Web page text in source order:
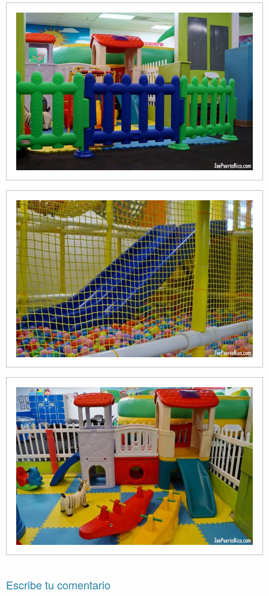
Escribe tu comentario